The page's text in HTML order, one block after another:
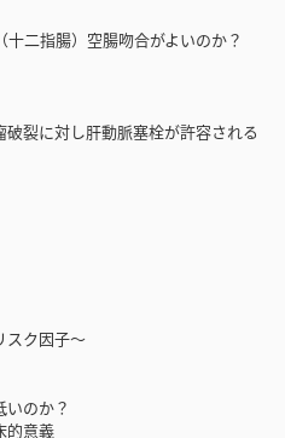
二指腸）空腸吻合がよいのか？
裂に対し肝動脈塞栓が許容される
スク因子～
のか？
的意義